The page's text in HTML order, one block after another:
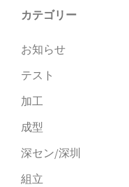
カテゴリー
お知らせ
テスト
加工
成型
深セン/深圳
組立